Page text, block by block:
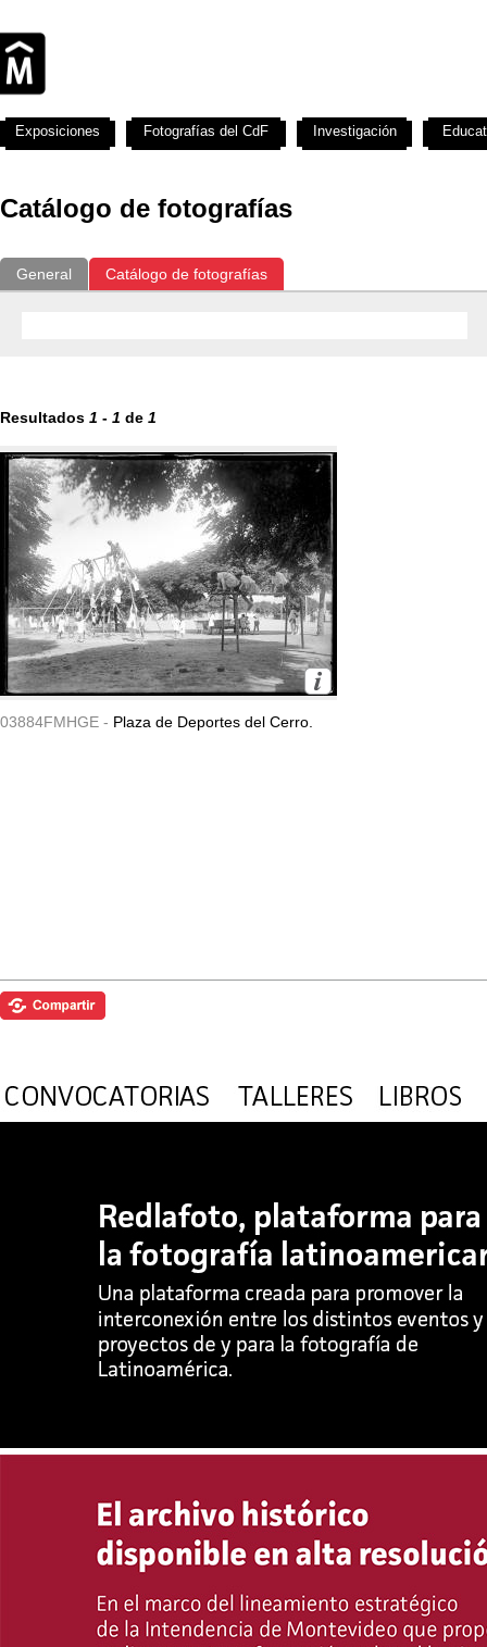
Catálogo de fotografías
General Catálogo de fotografías
Resultados 1 - 1 de 1
03884FMHGE - Plaza de Deportes del Cerro.
Exposiciones Fotografías del CdF Investigación